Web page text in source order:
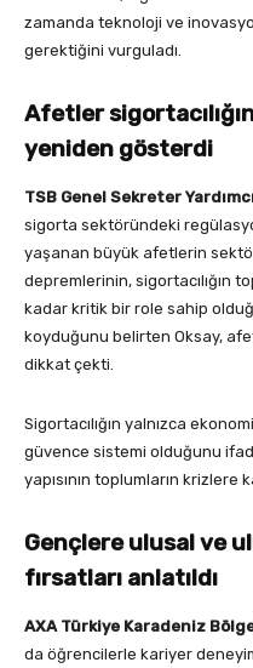
zamanda teknoloji ve
gerektiğini vurguladı.
Afetler
yeniden gösterdi
TSB Genel Sekreter
sigorta sektöründeki
yaşanan büyük afetlerin
depremlerinin, sigortacılığın
kadar kritik bir role sahip
koyduğunu belirten Oksay,
dikkat çekti.
Sigortacılığın yalnızca
güvence sistemi olduğunu
yapısının toplumların krizlere
Gençlere ulusal ve
fırsatları anlatıldı
AXA Türkiye Karadeniz
da öğrencilerle kariyer